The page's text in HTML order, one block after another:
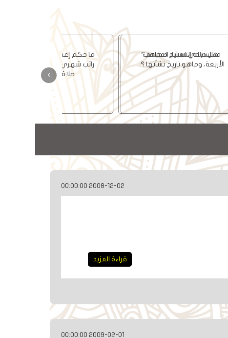
ما السر في انتشار المذاهب
الأربعة، وماهو تاريخ نشأتها ؟.
›
2008-12-02 00:00:00
قراءة المزيد
2009-02-01 00:00:00